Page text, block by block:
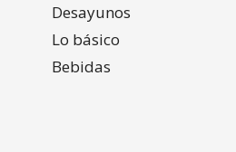
Desayunos
Lo básico
Bebidas